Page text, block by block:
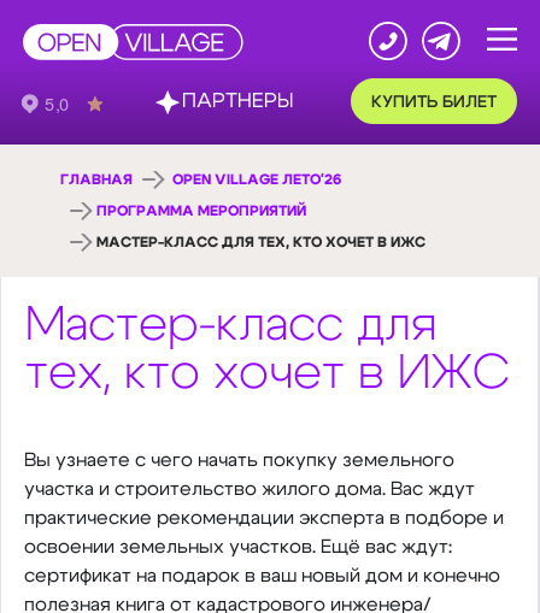
КУПИТЬ БИЛЕТ
ГЛАВНАЯ OPEN VILLAGE ЛЕТО'26
ПРОГРАММА МЕРОПРИЯТИЙ
МАСТЕР-КЛАСС ДЛЯ ТЕХ, КТО ХОЧЕТ В ИЖС
Мастер-класс для
тех, кто хочет в ИЖС
Вы узнаете с чего начать покупку земельного
участка и строительство жилого дома. Вас ждут
практические рекомендации эксперта в подборе и
освоении земельных участков. Ещё вас ждут:
сертификат на подарок в ваш новый дом и конечно
полезная книга от кадастрового инженера/